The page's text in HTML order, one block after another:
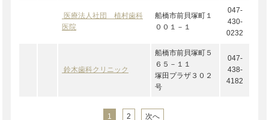
医療法人社団 植村歯科
医院
船橋市前貝塚町１
００１－１
047-
430-
0232
鈴木歯科クリニック
船橋市前貝塚町５
６５－１１
塚田プラザ３０２
号
047-
438-
4182
1 2 次へ